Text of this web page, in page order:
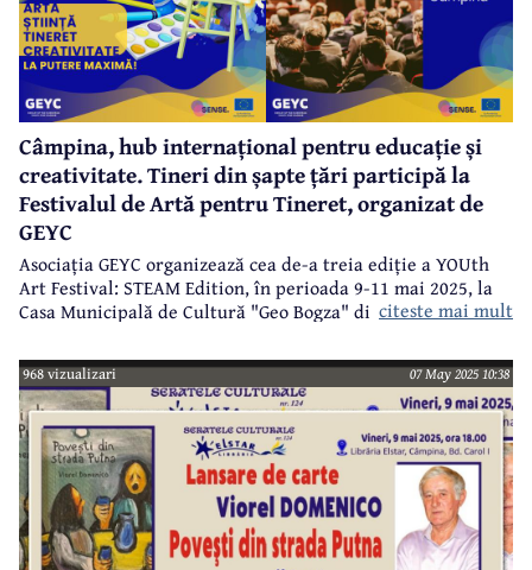
Câmpina, hub internațional pentru educație și
creativitate. Tineri din șapte țări participă la
Festivalul de Artă pentru Tineret, organizat de
GEYC
Asociația GEYC organizează cea de-a treia ediție a YOUth
Art Festival: STEAM Edition, în perioada 9-11 mai 2025, la
Casa Municipală de Cultură "Geo Bogza" din Câmpina.
citeste mai mult
968 vizualizari 07 May 2025 10:38